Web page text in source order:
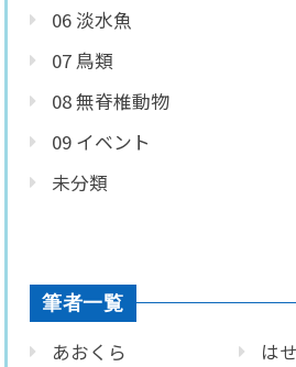
06 淡水魚
07 鳥類
08 無脊椎動物
09 イベント
未分類
筆者一覧
あおくら
は